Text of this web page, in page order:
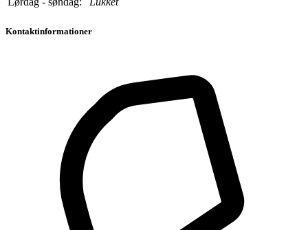
Kontaktinformationer